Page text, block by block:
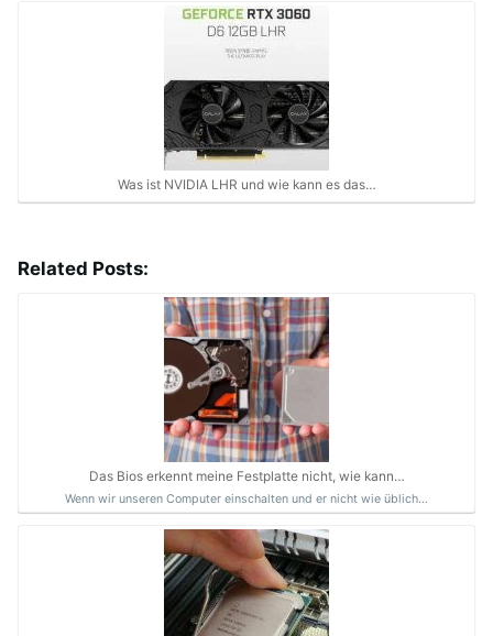
Was ist NVIDIA LHR und wie kann es das…
Related Posts:
Das Bios erkennt meine Festplatte nicht, wie kann…
Wenn wir unseren Computer einschalten und er nicht wie üblich…